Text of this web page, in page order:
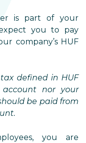
is part of your
you to pay
company’s HUF
defined in HUF
nor your
be paid from
you are